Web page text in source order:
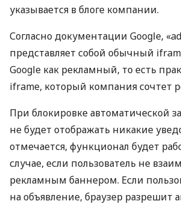
указывается в блоге компании.
Согласно документации Google,
представляет собой обычный
Google как рекламный, то есть
iframe, который компания сочтет
При блокировке автоматической
не будет отображать никакие
отмечается, функционал будет
случае, если пользователь не
рекламным баннером. Если
на объявление, браузер разрешит